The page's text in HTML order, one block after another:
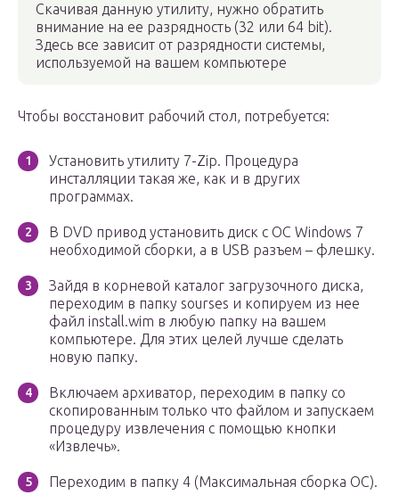
Скачивая данную утилиту, нужно обратить
внимание на ее разрядность (32 или 64 bit).
Здесь все зависит от разрядности системы,
используемой на вашем компьютере
Чтобы восстановит рабочий стол, потребуется:
Установить утилиту 7-Zip. Процедура
инсталляции такая же, как и в других
программах.
В DVD привод установить диск с ОС Windows 7
необходимой сборки, а в USB разъем – флешку.
Зайдя в корневой каталог загрузочного диска,
переходим в папку sourses и копируем из нее
файл install.wim в любую папку на вашем
компьютере. Для этих целей лучше сделать
новую папку.
Включаем архиватор, переходим в папку со
скопированным только что файлом и запускаем
процедуру извлечения с помощью кнопки
«Извлечь».
Переходим в папку 4 (Максимальная сборка ОС).